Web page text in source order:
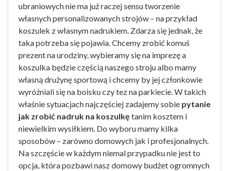
ubraniowych nie ma już raczej sensu tworzenie
własnych personalizowanych strojów – na przykład
koszulek z własnym nadrukiem. Zdarza się jednak, że
taka potrzeba się pojawia. Chcemy zrobić komuś
prezent na urodziny, wybieramy się na imprezę a
koszulka będzie częścią naszego stroju albo mamy
własną drużynę sportową i chcemy by jej członkowie
wyróżniali się na boisku czy tez na parkiecie. W takich
właśnie sytuacjach najczęściej zadajemy sobie pytanie
jak zrobić nadruk na koszulkę tanim kosztem i
niewielkim wysiłkiem. Do wyboru mamy kilka
sposobów – zarówno domowych jak i profesjonalnych.
Na szczęście w każdym niemal przypadku nie jest to
opcja, która pozbawi nasz domowy budżet ogromnych